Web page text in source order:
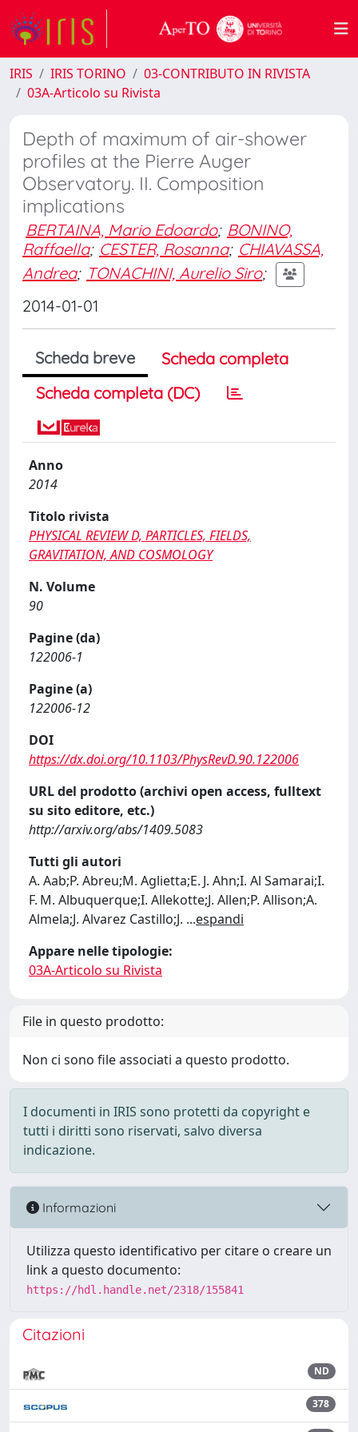
IRIS IRIS TORINO
03-CONTRIBUTO IN RIVISTA
03A-Articolo su Rivista
Depth of maximum of air-shower
profiles at the Pierre Auger
Observatory. II. Composition
implications
BERTAINA, Mario Edoardo; BONINO,
Raffaella; CESTER, Rosanna; CHIAVASSA,
Andrea; TONACHINI, Aurelio Siro;
2014-01-01
Scheda breve
Scheda completa
Scheda completa (DC)
Anno
2014
Titolo rivista
PHYSICAL REVIEW D, PARTICLES, FIELDS,
GRAVITATION, AND COSMOLOGY
N. Volume
90
Pagine (da)
122006-1
Pagine (a)
122006-12
DOI
https://dx.doi.org/10.1103/PhysRevD.90.122006
URL del prodotto (archivi open access, fulltext
su sito editore, etc.)
http://arxiv.org/abs/1409.5083
Tutti gli autori
A. Aab;P. Abreu;M. Aglietta;E. J. Ahn;I. Al Samarai;I.
F. M. Albuquerque;I. Allekotte;J. Allen;P. Allison;A.
Almela;J. Alvarez Castillo;J. ...espandi
Appare nelle tipologie:
03A-Articolo su Rivista
File in questo prodotto:
Non ci sono file associati a questo prodotto.
I documenti in IRIS sono protetti da copyright e
tutti i diritti sono riservati, salvo diversa
indicazione.
Informazioni
Utilizza questo identificativo per citare o creare un
link a questo documento:
https://hdl.handle.net/2318/155841
Citazioni
ND
378